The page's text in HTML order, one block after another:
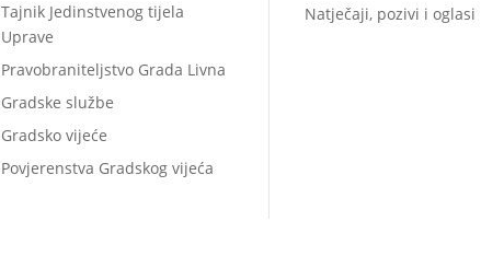
Tajnik Jedinstvenog tijela
Uprave
Pravobraniteljstvo Grada Livna
Gradske službe
Gradsko vijeće
Povjerenstva Gradskog vijeća
Natječaji, pozivi i oglasi